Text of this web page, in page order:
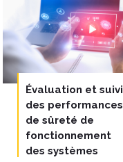
Évaluation et suivi
des performances
de sûreté de
fonctionnement
des systèmes